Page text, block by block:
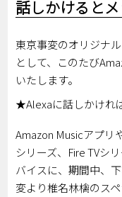
話しかけると
東京事変のオリジナ
として、このたび
いたします。
★Alexaに話しかけれ
Amazon Musicアプリ
シリーズ、Fire TVシ
バイスに、期間中、
変より椎名林檎のス